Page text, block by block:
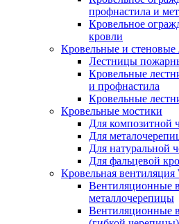
профнастила и
Кровельное
кровли
Кровельные и стеновые
Лестницы
Кровельные
и профнастила
Кровельные
Кровельные мостики
Для композитной
Для
Для натуральной
Для фальцевой
Кровельная вентиляция
Вентиляционные
металлочерепицы
Вентиляционные